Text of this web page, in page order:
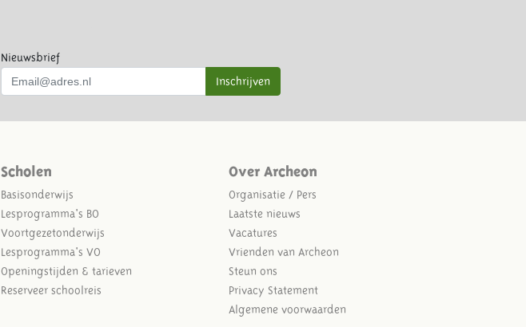
Nieuwsbrief
Inschrijven
Scholen
Basisonderwijs
Lesprogramma's BO
Voortgezetonderwijs
Lesprogramma's VO
Openingstijden & tarieven
Reserveer schoolreis
Over Archeon
Organisatie / Pers
Laatste nieuws
Vacatures
Vrienden van Archeon
Steun ons
Privacy Statement
Algemene voorwaarden